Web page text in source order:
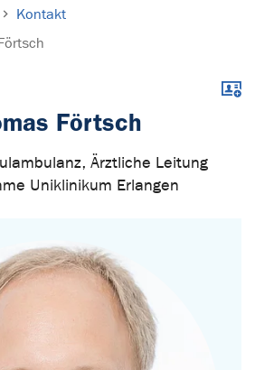
Kontakt
Förtsch
Ärztliche Leitung
Uniklinikum Erlangen